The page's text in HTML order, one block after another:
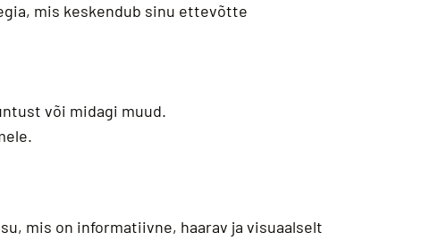
mis keskendub sinu ettevõtte
või midagi muud.
mis on informatiivne, haarav ja visuaalselt